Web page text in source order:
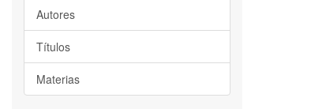
Autores
Títulos
Materias